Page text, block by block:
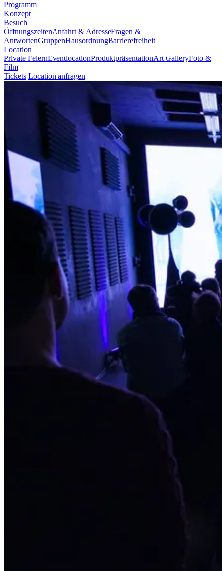
Programm
Konzept
Besuch
ÖffnungszeitenAnfahrt & AdresseFragen &
AntwortenGruppenHausordnungBarrierefreiheit
Location
Private FeiernEventlocationProduktpräsentationArt GalleryFoto &
Film
Tickets Location anfragen